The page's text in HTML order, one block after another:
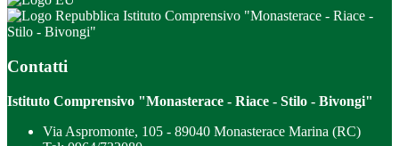
Istituto Comprensivo "Monasterace - Riace -
Stilo - Bivongi"
Contatti
Istituto Comprensivo "Monasterace - Riace - Stilo - Bivongi"
Via Aspromonte, 105 - 89040 Monasterace Marina (RC)